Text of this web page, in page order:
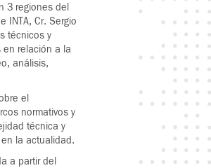
3 regiones del
INTA, Cr. Sergio
técnicos y
relación a la
análisis,
el
normativos y
técnica y
la actualidad.
a partir del